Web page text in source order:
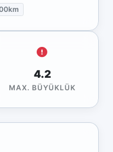
4.2
MAX. BÜYÜKLÜK